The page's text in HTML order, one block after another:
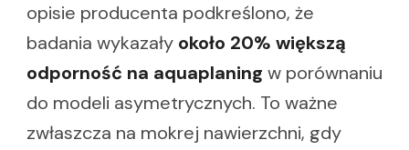
opisie producenta podkreślono, że
badania wykazały około 20% większą
odporność na aquaplaning w porównaniu
do modeli asymetrycznych. To ważne
zwłaszcza na mokrej nawierzchni, gdy